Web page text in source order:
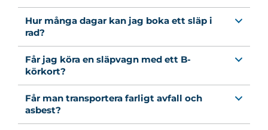
Hur många dagar kan jag boka ett släp i
rad?
Får jag köra en släpvagn med ett B-
körkort?
Får man transportera farligt avfall och
asbest?